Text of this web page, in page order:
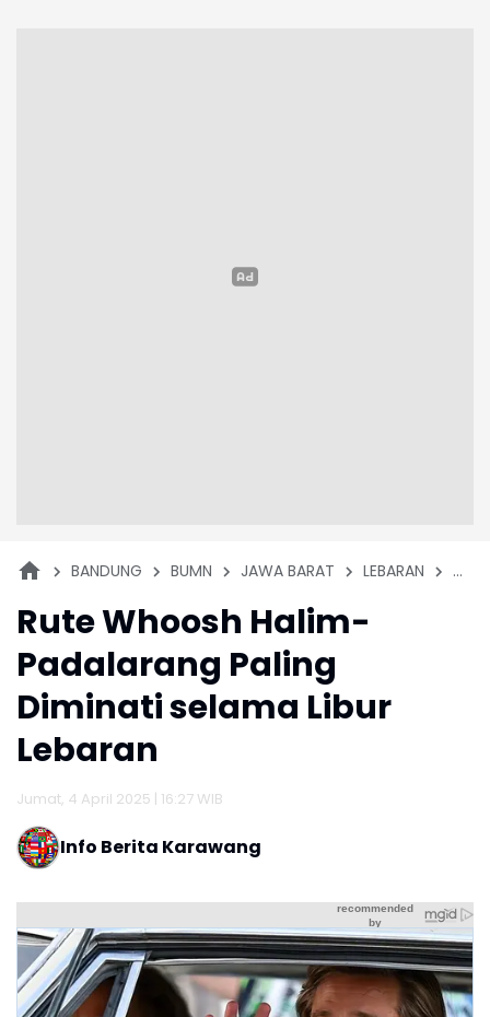
BANDUNG BUMN JAWA BARAT LEBARAN
Rute Whoosh Halim-
Padalarang Paling
Diminati selama Libur
Lebaran
Jumat, 4 April 2025 | 16:27 WIB
Info Berita Karawang